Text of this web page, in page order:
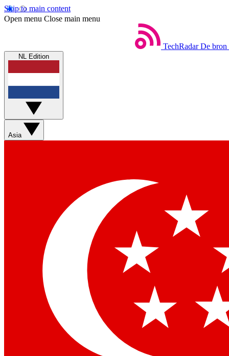
Skip to main content
Open menu Close main menu
TechRadar De bron
NL Edition
Asia